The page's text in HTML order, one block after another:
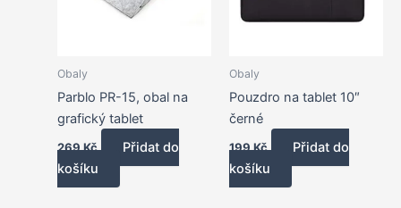
Obaly
Parblo PR-15, obal na
grafický tablet
269Kč
Přidat do
košíku
Obaly
Pouzdro na tablet 10″
černé
199Kč
Přidat do
košíku